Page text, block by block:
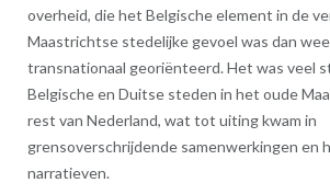
overheid, die het Belgische element in de
Maastrichtse stedelijke gevoel was dan
transnationaal georiënteerd. Het was veel
Belgische en Duitse steden in het oude
rest van Nederland, wat tot uiting kwam in
grensoverschrijdende samenwerkingen en
narratieven.